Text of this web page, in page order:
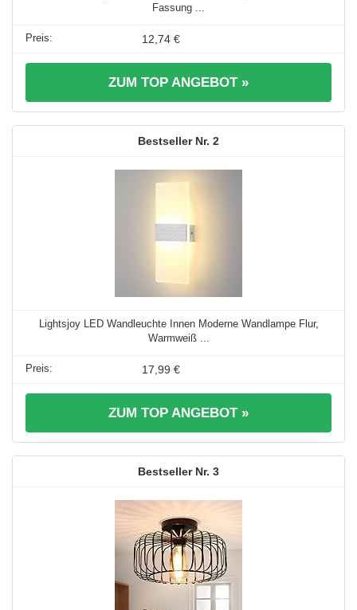
Fassung ...
12,74 €
ZUM TOP ANGEBOT »
2
Lightsjoy LED Wandleuchte Innen Moderne Wandlampe Flur,
Warmweiß ...
17,99 €
ZUM TOP ANGEBOT »
3